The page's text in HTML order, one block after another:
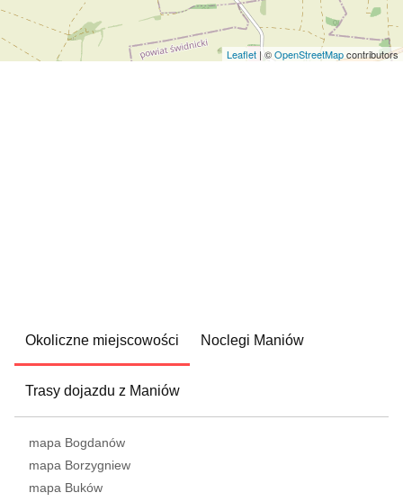
Leaflet | ©OpenStreetMapcontributors
Okoliczne miejscowości Noclegi Maniów
Trasy dojazdu z Maniów
mapa Bogdanów
mapa Borzygniew
mapa Buków